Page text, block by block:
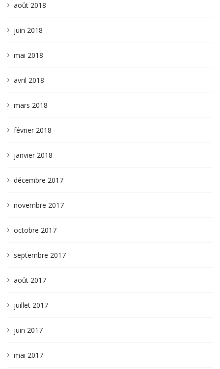
août 2018
juin 2018
mai 2018
avril 2018
mars 2018
février 2018
janvier 2018
décembre 2017
novembre 2017
octobre 2017
septembre 2017
août 2017
juillet 2017
juin 2017
mai 2017